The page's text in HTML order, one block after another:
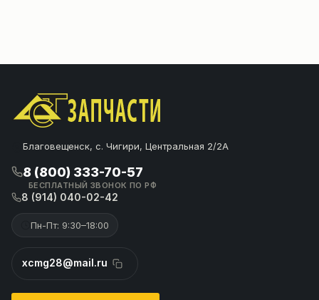
Благовещенск, с. Чигири, Центральная 2/2А
8 (800) 333-70-57
БЕСПЛАТНЫЙ ЗВОНОК ПО РФ
8 (914) 040-02-42
Пн-Пт: 9:30–18:00
xcmg28@mail.ru